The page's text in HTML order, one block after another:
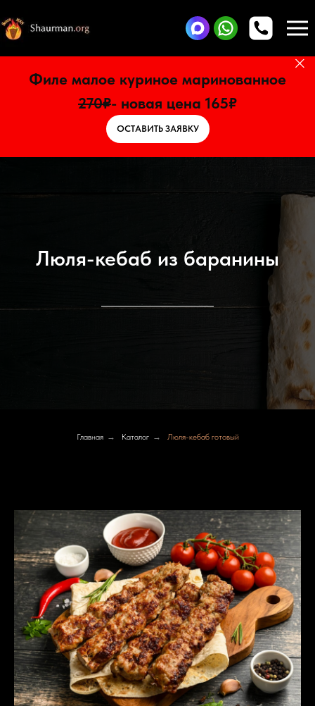
Филе малое куриное маринованное
270₽- новая цена 165₽
ОСТАВИТЬ ЗАЯВКУ
Люля-кебаб из баранины
Главная → Каталог → Люля-кебаб готовый